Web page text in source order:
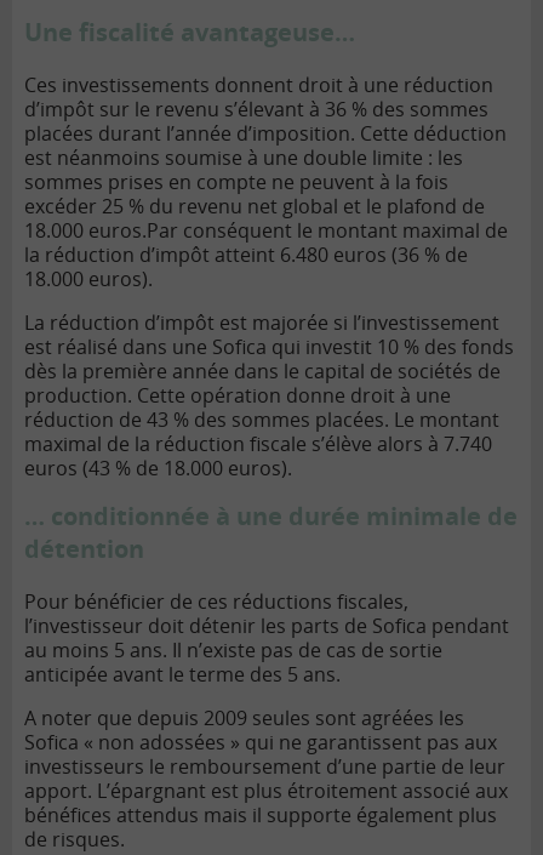
Une fiscalité avantageuse…
Ces investissements donnent droit à une réduction
d’impôt sur le revenu s’élevant à 36 % des sommes
placées durant l’année d’imposition. Cette déduction
est néanmoins soumise à une double limite : les
sommes prises en compte ne peuvent à la fois
excéder 25 % du revenu net global et le plafond de
18.000 euros.Par conséquent le montant maximal de
la réduction d’impôt atteint 6.480 euros (36 % de
18.000 euros).
La réduction d’impôt est majorée si l’investissement
est réalisé dans une Sofica qui investit 10 % des fonds
dès la première année dans le capital de sociétés de
production. Cette opération donne droit à une
réduction de 43 % des sommes placées. Le montant
maximal de la réduction fiscale s’élève alors à 7.740
euros (43 % de 18.000 euros).
… conditionnée à une durée minimale de
détention
Pour bénéficier de ces réductions fiscales,
l’investisseur doit détenir les parts de Sofica pendant
au moins 5 ans. Il n’existe pas de cas de sortie
anticipée avant le terme des 5 ans.
A noter que depuis 2009 seules sont agréées les
Sofica « non adossées » qui ne garantissent pas aux
investisseurs le remboursement d’une partie de leur
apport. L’épargnant est plus étroitement associé aux
bénéfices attendus mais il supporte également plus
de risques.